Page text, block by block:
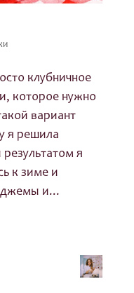
клубничное
которое нужно
вариант
я решила
я
к зиме и
джемы и...